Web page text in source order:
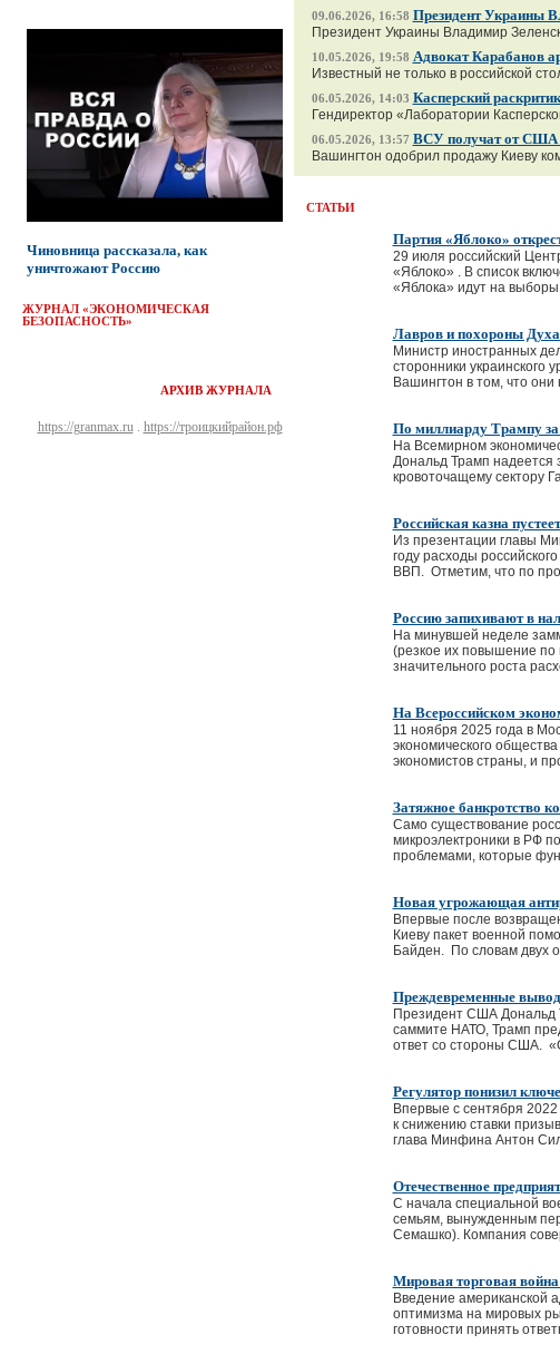
Чиновница рассказала, как
уничтожают Россию
ЖУРНАЛ «ЭКОНОМИЧЕСКАЯ
БЕЗОПАСНОСТЬ»
АРХИВ ЖУРНАЛА
https://granmax.ru. https://троицкийрайон.рф
09.06.2026, 16:58 Президент Украины
Президент Украины Владимир
10.05.2026, 19:58 Адвокат Карабанов
Известный не только в российской
06.05.2026, 14:03 Касперский
Гендиректор «Лаборатории
06.05.2026, 13:57 ВСУ получат от США
Вашингтон одобрил продажу Киеву
СТАТЬИ
Партия «Яблоко»
29 июля российский
«Яблоко» . В список
«Яблока» идут на
Лавров и похороны
Министр иностранных
сторонники украинского
Вашингтон в том, что
По миллиарду Трампу за
На Всемирном
Дональд Трамп надеется
кровоточащему сектору
Российская казна
Из презентации главы
году расходы
ВВП. Отметим, что по
Россию запихивают в
На минувшей неделе
(резкое их повышение по
значительного роста
На Всероссийском
11 ноября 2025 года в
экономического
экономистов страны, и
Затяжное банкротство
Само существование
микроэлектроники в РФ
проблемами, которые
Новая угрожающая
Впервые после
Киеву пакет военной
Байден. По словам двух
Преждевременные
Президент США Дональд
саммите НАТО, Трамп
ответ со стороны США.
Регулятор понизил
Впервые с сентября
к снижению ставки
глава Минфина Антон
Отечественное
С начала специальной
семьям, вынужденным
Семашко). Компания
Мировая торговая
Введение американской
оптимизма на мировых
готовности принять